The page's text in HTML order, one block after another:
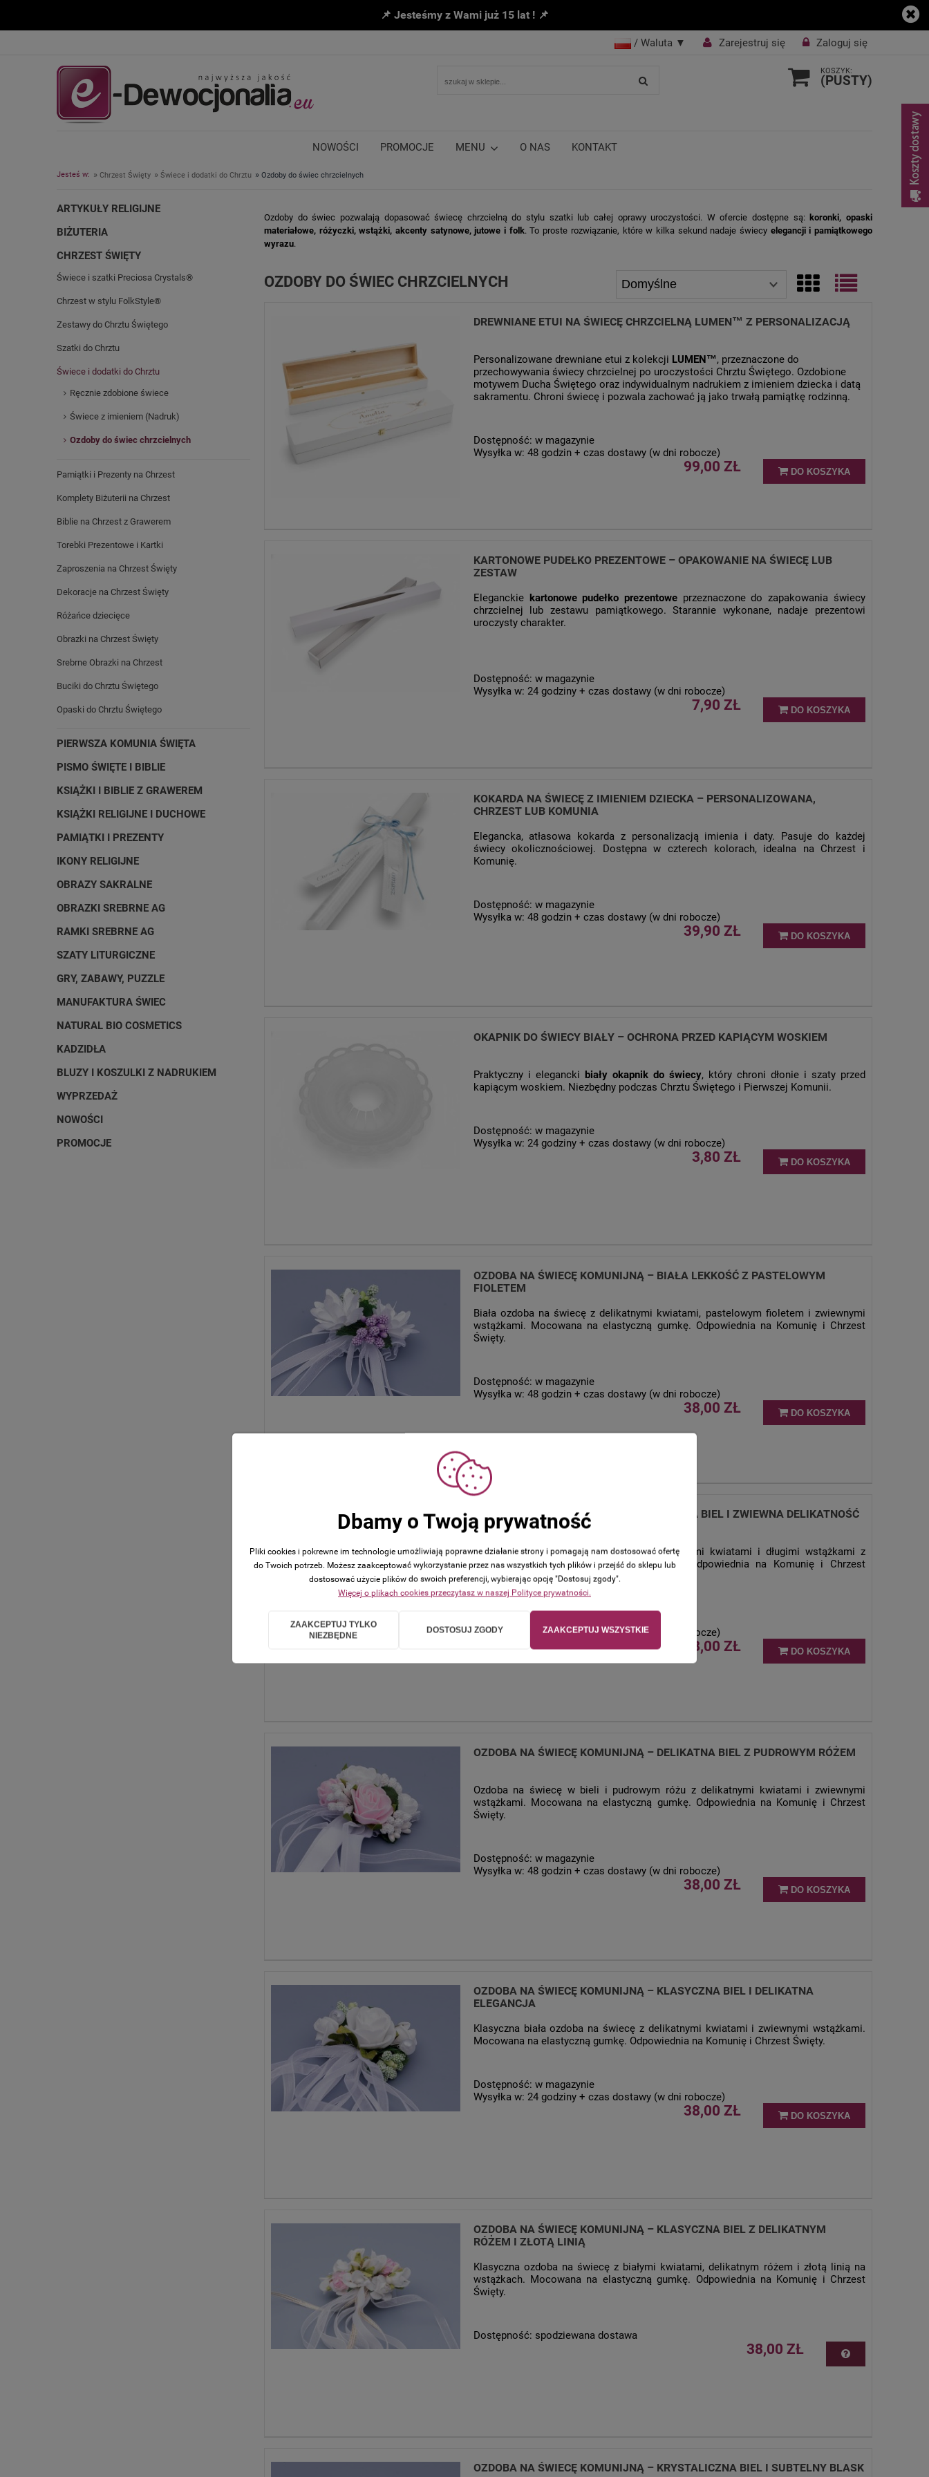
📌 Jesteśmy z Wami już 15 lat ! 📌
Zarejestruj się Zaloguj się
/ Waluta ▼
KOSZYK:
(PUSTY)
NOWOŚCI PROMOCJE MENU O NAS KONTAKT
Jesteś w: » Chrzest Święty » Świece i dodatki do Chrztu » Ozdoby do świec chrzcielnych
ARTYKUŁY RELIGIJNE
BIŻUTERIA
CHRZEST ŚWIĘTY
Świece i szatki Preciosa Crystals®
Chrzest w stylu FolkStyle®
Zestawy do Chrztu Świętego
Szatki do Chrztu
Świece i dodatki do Chrztu
Ręcznie zdobione świece
Świece z imieniem (Nadruk)
Ozdoby do świec chrzcielnych
Pamiątki i Prezenty na Chrzest
Komplety Biżuterii na Chrzest
Biblie na Chrzest z Grawerem
Torebki Prezentowe i Kartki
Zaproszenia na Chrzest Święty
Dekoracje na Chrzest Święty
Różańce dziecięce
Obrazki na Chrzest Święty
Srebrne Obrazki na Chrzest
Buciki do Chrztu Świętego
Opaski do Chrztu Świętego
PIERWSZA KOMUNIA ŚWIĘTA
PISMO ŚWIĘTE I BIBLIE
KSIĄŻKI I BIBLIE Z GRAWEREM
KSIĄŻKI RELIGIJNE I DUCHOWE
PAMIĄTKI I PREZENTY
IKONY RELIGIJNE
OBRAZY SAKRALNE
OBRAZKI SREBRNE AG
RAMKI SREBRNE AG
SZATY LITURGICZNE
GRY, ZABAWY, PUZZLE
MANUFAKTURA ŚWIEC
NATURAL BIO COSMETICS
KADZIDŁA
BLUZY I KOSZULKI Z NADRUKIEM
WYPRZEDAŻ
NOWOŚCI
PROMOCJE
Ozdoby do świec pozwalają dopasować świecę chrzcielną do stylu szatki lub całej oprawy uroczystości. W ofercie dostępne są: koronki, opaski
materiałowe, różyczki, wstążki, akcenty satynowe, jutowe i folk. To proste rozwiązanie, które w kilka sekund nadaje świecy elegancji i pamiątkowego
wyrazu.
OZDOBY DO ŚWIEC CHRZCIELNYCH
DREWNIANE ETUI NA ŚWIECĘ CHRZCIELNĄ LUMEN™ Z PERSONALIZACJĄ
Personalizowane drewniane etui z kolekcji LUMEN™, przeznaczone do
przechowywania świecy chrzcielnej po uroczystości Chrztu Świętego. Ozdobione
motywem Ducha Świętego oraz indywidualnym nadrukiem z imieniem dziecka i datą
sakramentu. Chroni świecę i pozwala zachować ją jako trwałą pamiątkę rodzinną.
Dostępność: w magazynie
Wysyłka w: 48 godzin + czas dostawy (w dni robocze)
99,00 ZŁ DO KOSZYKA
KARTONOWE PUDEŁKO PREZENTOWE – OPAKOWANIE NA ŚWIECĘ LUB
ZESTAW
Eleganckie kartonowe pudełko prezentowe przeznaczone do zapakowania świecy
chrzcielnej lub zestawu pamiątkowego. Starannie wykonane, nadaje prezentowi
uroczysty charakter.
Dostępność: w magazynie
Wysyłka w: 24 godziny + czas dostawy (w dni robocze)
7,90 ZŁ DO KOSZYKA
KOKARDA NA ŚWIECĘ Z IMIENIEM DZIECKA – PERSONALIZOWANA,
CHRZEST LUB KOMUNIA
Elegancka, atłasowa kokarda z personalizacją imienia i daty. Pasuje do każdej
świecy okolicznościowej. Dostępna w czterech kolorach, idealna na Chrzest i
Komunię.
Dostępność: w magazynie
Wysyłka w: 48 godzin + czas dostawy (w dni robocze)
39,90 ZŁ DO KOSZYKA
OKAPNIK DO ŚWIECY BIAŁY – OCHRONA PRZED KAPIĄCYM WOSKIEM
Praktyczny i elegancki biały okapnik do świecy, który chroni dłonie i szaty przed
kapiącym woskiem. Niezbędny podczas Chrztu Świętego i Pierwszej Komunii.
Dostępność: w magazynie
Wysyłka w: 24 godziny + czas dostawy (w dni robocze)
3,80 ZŁ DO KOSZYKA
OZDOBA NA ŚWIECĘ KOMUNIJNĄ – BIAŁA LEKKOŚĆ Z PASTELOWYM
FIOLETEM
Biała ozdoba na świecę z delikatnymi kwiatami, pastelowym fioletem i zwiewnymi
wstążkami. Mocowana na elastyczną gumkę. Odpowiednia na Komunię i Chrzest
Święty.
Dostępność: w magazynie
Wysyłka w: 48 godzin + czas dostawy (w dni robocze)
38,00 ZŁ DO KOSZYKA
OZDOBA NA ŚWIECĘ KOMUNIJNĄ – CZYSTA BIEL I ZWIEWNA DELIKATNOŚĆ
Zwiewna biała ozdoba na świecę z delikatnymi kwiatami i długimi wstążkami z
organzy. Mocowana na elastyczną gumkę. Odpowiednia na Komunię i Chrzest
Święty.
Wysyłka w:
48 godzin + czas dostawy (w dni robocze)
38,00 ZŁ DO KOSZYKA
OZDOBA NA ŚWIECĘ KOMUNIJNĄ – DELIKATNA BIEL Z PUDROWYM RÓŻEM
Ozdoba na świecę w bieli i pudrowym różu z delikatnymi kwiatami i zwiewnymi
wstążkami. Mocowana na elastyczną gumkę. Odpowiednia na Komunię i Chrzest
Święty.
Dostępność: w magazynie
Wysyłka w: 48 godzin + czas dostawy (w dni robocze)
38,00 ZŁ DO KOSZYKA
OZDOBA NA ŚWIECĘ KOMUNIJNĄ – KLASYCZNA BIEL I DELIKATNA
ELEGANCJA
Klasyczna biała ozdoba na świecę z delikatnymi kwiatami i zwiewnymi wstążkami.
Mocowana na elastyczną gumkę. Odpowiednia na Komunię i Chrzest Święty.
Dostępność: w magazynie
Wysyłka w: 24 godziny + czas dostawy (w dni robocze)
38,00 ZŁ DO KOSZYKA
OZDOBA NA ŚWIECĘ KOMUNIJNĄ – KLASYCZNA BIEL Z DELIKATNYM
RÓŻEM I ZŁOTĄ LINIĄ
Klasyczna ozdoba na świecę z białymi kwiatami, delikatnym różem i złotą linią na
wstążkach. Mocowana na elastyczną gumkę. Odpowiednia na Komunię i Chrzest
Święty.
Dostępność: spodziewana dostawa
38,00 ZŁ
OZDOBA NA ŚWIECĘ KOMUNIJNĄ – KRYSTALICZNA BIEL I SUBTELNY BLASK
Dbamy o Twoją prywatność
Pliki cookies i pokrewne im technologie umożliwiają poprawne działanie strony i pomagają nam dostosować ofertę
do Twoich potrzeb. Możesz zaakceptować wykorzystanie przez nas wszystkich tych plików i przejść do sklepu lub
dostosować użycie plików do swoich preferencji, wybierając opcję "Dostosuj zgody".
Więcej o plikach cookies przeczytasz w naszej Polityce prywatności.
ZAAKCEPTUJ TYLKO
NIEZBĘDNE
DOSTOSUJ ZGODY ZAAKCEPTUJ WSZYSTKIE